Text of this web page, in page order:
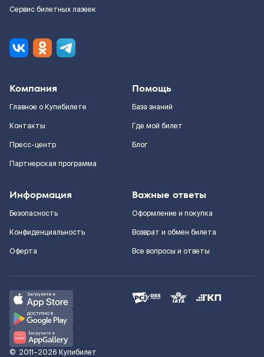
Сервис билетных лазеек
Компания
Главное о Купибилете
Контакты
Пресс-центр
Партнерская программа
Помощь
База знаний
Где мой билет
Блог
Информация
Безопасность
Конфиденциальность
Оферта
Важные ответы
Оформление и покупка
Возврат и обмен билета
Все вопросы и ответы
© 2011–2026 Купибилет